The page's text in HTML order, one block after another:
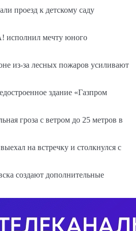
проезд к детскому саду
мечту юного
из-за лесных пожаров усиливают
здание «Газпром
гроза с ветром до 25 метров в
на встречку и столкнулся с
создают дополнительные